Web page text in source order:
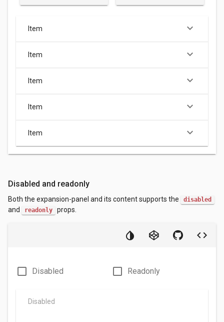
Item keyboard_arrow_down
Item keyboard_arrow_down
Item keyboard_arrow_down
Item keyboard_arrow_down
Item keyboard_arrow_down
Disabled and readonly
Both the expansion-panel and its content supports the disabled
and readonly props.
check_box_outline_blank Disabled check_box_outline_blank Readonly
Disabled